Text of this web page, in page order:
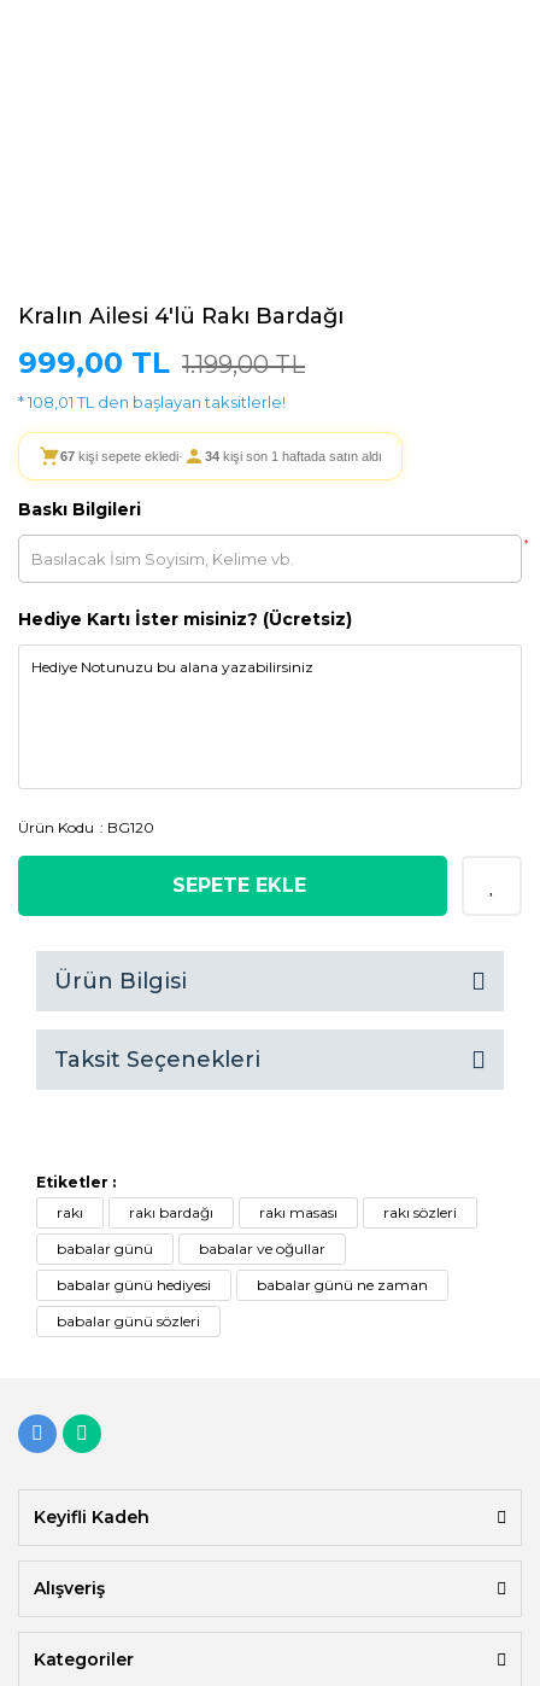
Kralın Ailesi 4'lü Rakı Bardağı
999,00 TL 1.199,00 TL
* 108,01 TL den başlayan taksitlerle!
67 kişi sepete ekledi· 34 kişi son 1 haftada satın aldı
Baskı Bilgileri
*
Hediye Kartı İster misiniz? (Ücretsiz)
Ürün Kodu BG120
SEPETE EKLE
Ürün Bilgisi
Taksit Seçenekleri
Etiketler :
rakı
rakı bardağı rakı masası
rakı sözleri
babalar günü
babalar ve oğullar
babalar günü hediyesi
babalar günü ne zaman
babalar günü sözleri
Keyifli Kadeh
Alışveriş
Kategoriler